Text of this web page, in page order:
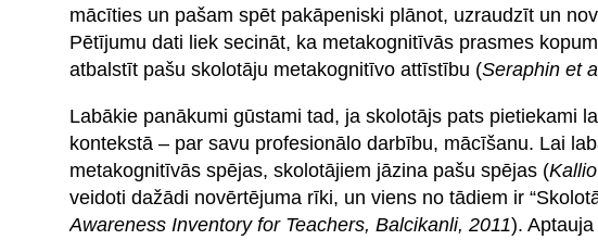
mācīties un pašam spēt pakāpeniski plānot, uzraudzīt un
Pētījumu dati liek secināt, ka metakognitīvās prasmes
atbalstīt pašu skolotāju metakognitīvo attīstību (Seraphin et
Labākie panākumi gūstami tad, ja skolotājs pats pietiekami
kontekstā – par savu profesionālo darbību, mācīšanu. Lai
metakognitīvās spējas, skolotājiem jāzina pašu spējas (
veidoti dažādi novērtējuma rīki, un viens no tādiem ir
Awareness Inventory for Teachers, Balcikanli, 2011).